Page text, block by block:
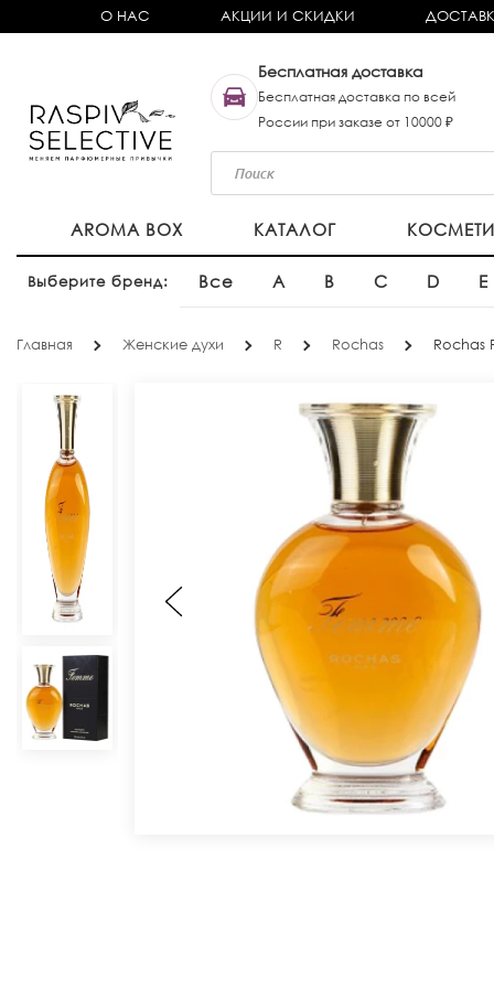
О НАС АКЦИИ И СКИДКИ
Бесплатная доставка
Бесплатная доставка по всей
России при заказе от 10000 ₽
AROMA BOX КАТАЛОГ
Выберите бренд: Все A B C D E
Главная Женские духи R Rochas Rochas